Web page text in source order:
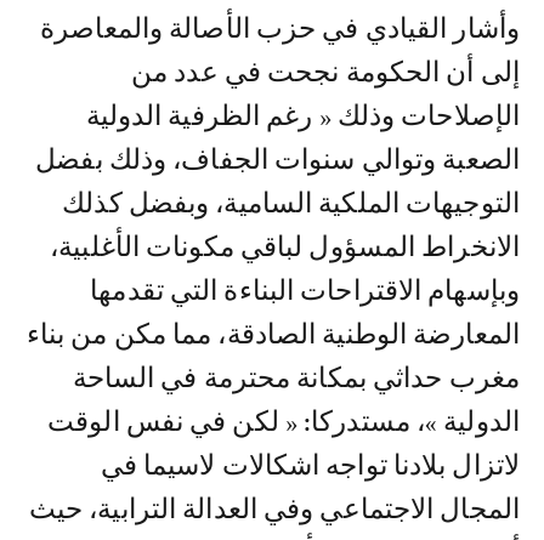
وأشار القيادي في حزب الأصالة والمعاصرة
إلى أن الحكومة نجحت في عدد من
الإصلاحات وذلك « رغم الظرفية الدولية
الصعبة وتوالي سنوات الجفاف، وذلك بفضل
التوجيهات الملكية السامية، وبفضل كذلك
الانخراط المسؤول لباقي مكونات الأغلبية،
وبإسهام الاقتراحات البناءة التي تقدمها
المعارضة الوطنية الصادقة، مما مكن من بناء
مغرب حداثي بمكانة محترمة في الساحة
الدولية »، مستدركا: « لكن في نفس الوقت
لاتزال بلادنا تواجه اشكالات لاسيما في
المجال الاجتماعي وفي العدالة الترابية، حيث